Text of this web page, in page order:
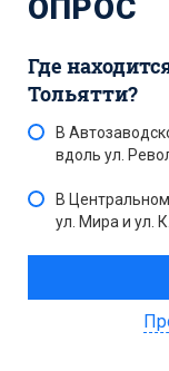
ОПРОС
Где
Тольятти?
В
вдоль ул.
В
ул. Мира и ул.